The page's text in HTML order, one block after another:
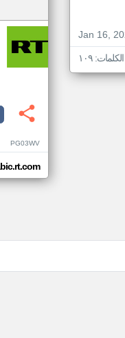
Jan 16,
١٠٩
PG03WV